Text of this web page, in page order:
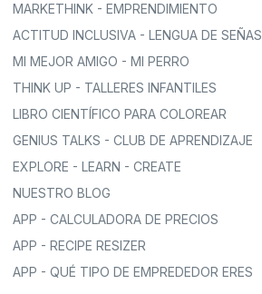
MARKETHINK - EMPRENDIMIENTO
ACTITUD INCLUSIVA - LENGUA DE SEÑAS
MI MEJOR AMIGO - MI PERRO
THINK UP - TALLERES INFANTILES
LIBRO CIENTÍFICO PARA COLOREAR
GENIUS TALKS - CLUB DE APRENDIZAJE
EXPLORE - LEARN - CREATE
NUESTRO BLOG
APP - CALCULADORA DE PRECIOS
APP - RECIPE RESIZER
APP - QUÉ TIPO DE EMPREDEDOR ERES